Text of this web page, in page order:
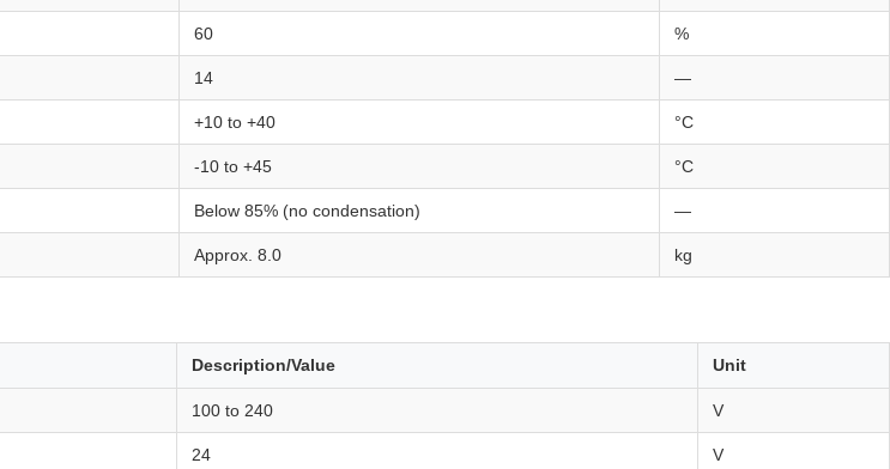
60 %
14 —
+10 to +40 °C
-10 to +45 °C
Below 85% (no condensation) —
Approx. 8.0 kg
Description/Value Unit
100 to 240 V
24 V